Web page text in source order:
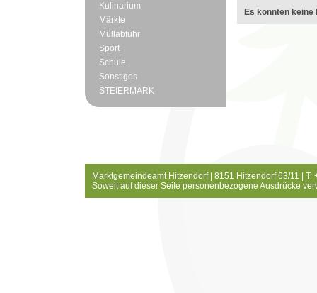
Kulinarium
Märkte
Müllabfuhr
Sport
Schule
Sonstiges
STEIERMARK
Es konnten keine
Marktgemeindeamt Hitzendorf | 8151 Hitzendorf 63/11 |
Soweit auf dieser Seite personenbezogene Ausdrücke